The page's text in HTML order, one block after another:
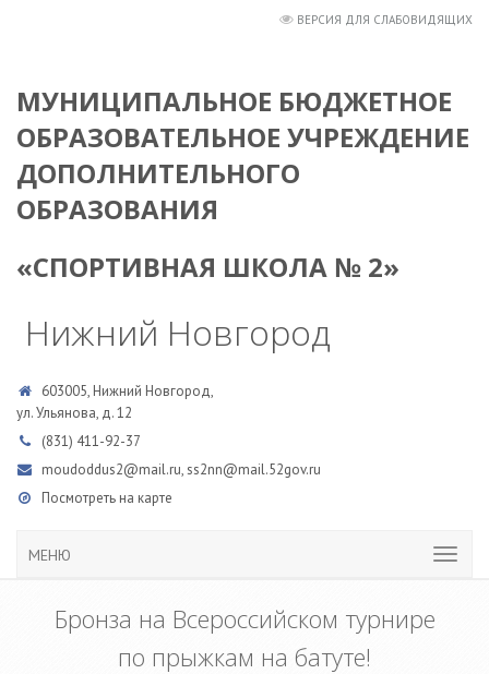
ВЕРСИЯ ДЛЯ СЛАБОВИДЯЩИХ
МУНИЦИПАЛЬНОЕ БЮДЖЕТНОЕ
ОБРАЗОВАТЕЛЬНОЕ УЧРЕЖДЕНИЕ
ДОПОЛНИТЕЛЬНОГО
ОБРАЗОВАНИЯ
«СПОРТИВНАЯ ШКОЛА № 2»
Нижний Новгород
603005, Нижний Новгород,
ул. Ульянова, д. 12
(831) 411-92-37
moudoddus2@mail.ru, ss2nn@mail.52gov.ru
Посмотреть на карте
МЕНЮ
Бронза на Всероссийском турнире
по прыжкам на батуте!